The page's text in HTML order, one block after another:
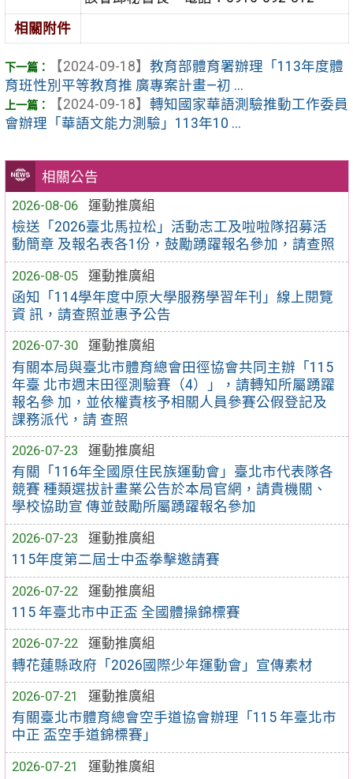
相關公告
2026-08-06
運動推廣組
檢送「2026臺北馬拉松」活動志工及啦啦隊招募活
動簡章 及報名表各1份，鼓勵踴躍報名參加，請查照
2026-08-05
運動推廣組
函知「114學年度中原大學服務學習年刊」線上閱覽
資 訊，請查照並惠予公告
2026-07-30
運動推廣組
有關本局與臺北市體育總會田徑協會共同主辦「115
年臺 北市週末田徑測驗賽（4）」，請轉知所屬踴躍
報名參 加，並依權責核予相關人員參賽公假登記及
課務派代，請 查照
2026-07-23
運動推廣組
有關「116年全國原住民族運動會」臺北市代表隊各
競賽 種類選拔計畫業公告於本局官網，請貴機關、
學校協助宣 傳並鼓勵所屬踴躍報名參加
2026-07-23
運動推廣組
115年度第二屆士中盃拳擊邀請賽
2026-07-22
運動推廣組
115 年臺北市中正盃 全國體操錦標賽
2026-07-22
運動推廣組
轉花蓮縣政府「2026國際少年運動會」宣傳素材
2026-07-21
運動推廣組
有關臺北市體育總會空手道協會辦理「115 年臺北市
中正 盃空手道錦標賽」
2026-07-21
運動推廣組
相關附件
【2024-09-18】 教育部體育署辦理「113年度體
育班性別平等教育推 廣專案計畫—初 ...
【2024-09-18】 轉知國家華語測驗推動工作委員
會辦理「華語文能力測驗」113年10 ...